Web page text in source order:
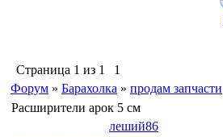
Страница 1 из 1
1
Форум » Барахолка » продам запчасти
Расширители арок 5 см
леший86